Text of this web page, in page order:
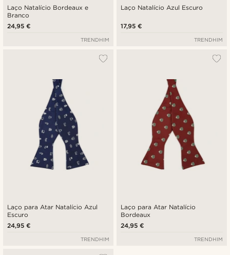
Laço Natalício Bordeaux e
Branco
24,95 €
TRENDHIM
Laço Natalício Azul Escuro
17,95 €
TRENDHIM
Laço para Atar Natalício Azul
Escuro
24,95 €
TRENDHIM
Laço para Atar Natalício
Bordeaux
24,95 €
TRENDHIM